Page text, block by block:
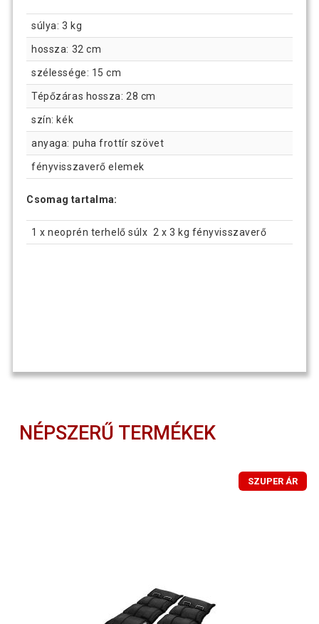
súlya: 3 kg
hossza: 32 cm
szélessége: 15 cm
Tépőzáras hossza: 28 cm
szín: kék
anyaga: puha frottír szövet
fényvisszaverő elemek
Csomag tartalma:
1 x neoprén terhelő súlx 2 x 3 kg fényvisszaverő
NÉPSZERŰ TERMÉKEK
SZUPER ÁR